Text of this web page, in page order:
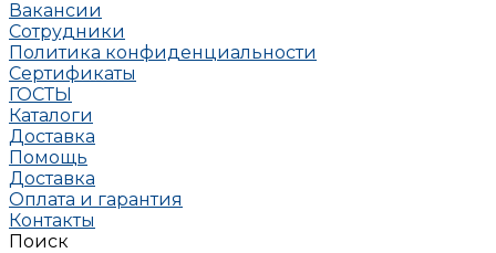
Вакансии
Сотрудники
Политика конфиденциальности
Сертификаты
ГОСТЫ
Каталоги
Доставка
Помощь
Доставка
Оплата и гарантия
Контакты
Поиск